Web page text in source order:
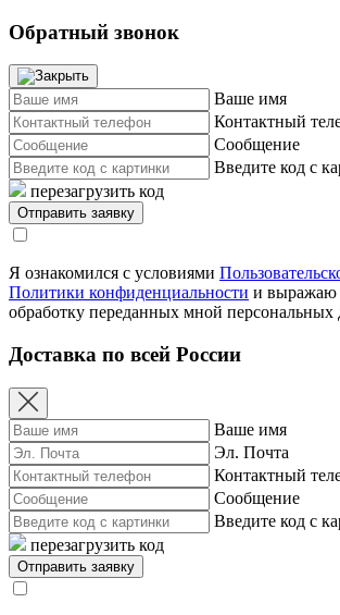
Обратный звонок
Ваше имя
Контактный
Сообщение
Введите код с
перезагрузить код
Я ознакомился с условиями
Политики конфиденциальности и выражаю
обработку переданных мной персональных
Доставка по всей России
Ваше имя
Эл. Почта
Контактный
Сообщение
Введите код с
перезагрузить код